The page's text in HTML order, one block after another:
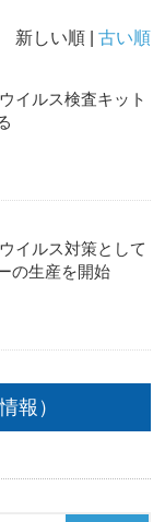
新しい順 | 古い順
イルス検査キット
イルス対策として
の生産を開始
報）